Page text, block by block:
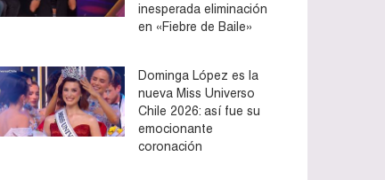
inesperada eliminación
en «Fiebre de Baile»
Dominga López es la
nueva Miss Universo
Chile 2026: así fue su
emocionante
coronación